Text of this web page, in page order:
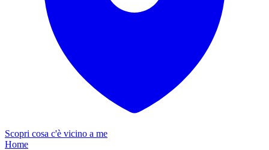
Scopri cosa c'è vicino a me
Home